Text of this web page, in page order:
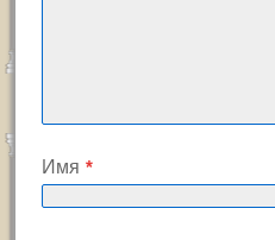
Имя *